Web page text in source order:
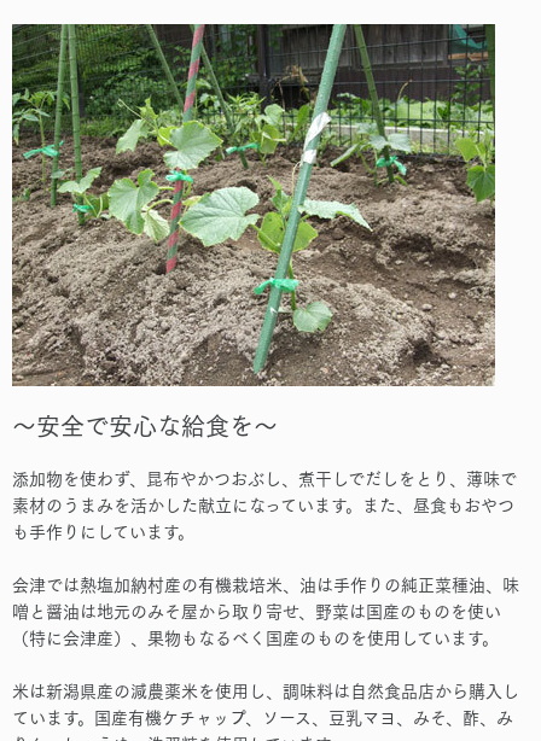
～安全で安心な給食を～
添加物を使わず、昆布やかつおぶし、煮干しでだしをとり、薄味で
素材のうまみを活かした献立になっています。また、昼食もおやつ
も手作りにしています。
会津では熱塩加納村産の有機栽培米、油は手作りの純正菜種油、味
噌と醤油は地元のみそ屋から取り寄せ、野菜は国産のものを使い
（特に会津産）、果物もなるべく国産のものを使用しています。
米は新潟県産の減農薬米を使用し、調味料は自然食品店から購入し
ています。国産有機ケチャップ、ソース、豆乳マヨ、みそ、酢、み